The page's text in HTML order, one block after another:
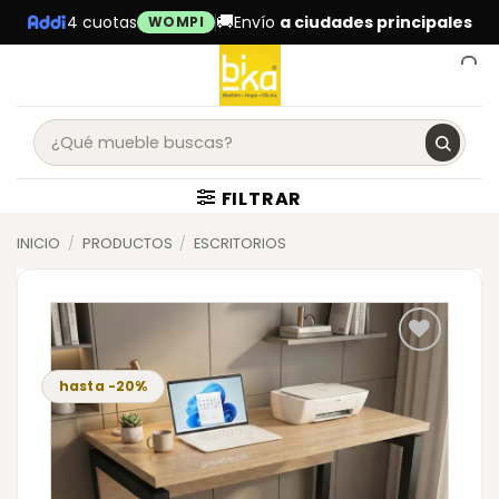
Skip
to
4 cuotas WOMPI 🚚Envío a ciudades principales
FILTRAR
INICIO / PRODUCTOS / ESCRITORIOS
hasta -20%